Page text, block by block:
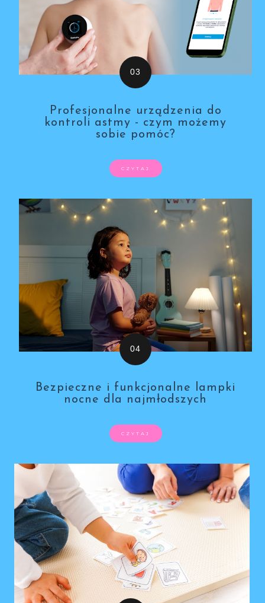
Profesjonalne urządzenia do
kontroli astmy - czym możemy
sobie pomóc?
CZYTAJ
Bezpieczne i funkcjonalne lampki
nocne dla najmłodszych
CZYTAJ